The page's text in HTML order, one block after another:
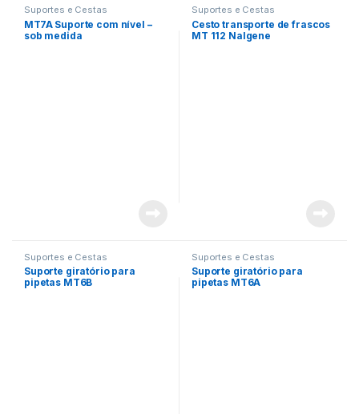
Suportes e Cestas
MT7A Suporte com nível –
sob medida
Suportes e Cestas
Cesto transporte de frascos
MT 112 Nalgene
Suportes e Cestas
Suporte giratório para
pipetas MT6B
Suportes e Cestas
Suporte giratório para
pipetas MT6A